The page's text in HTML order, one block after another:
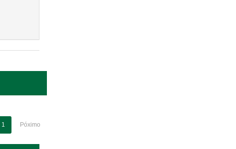
1 Póximo